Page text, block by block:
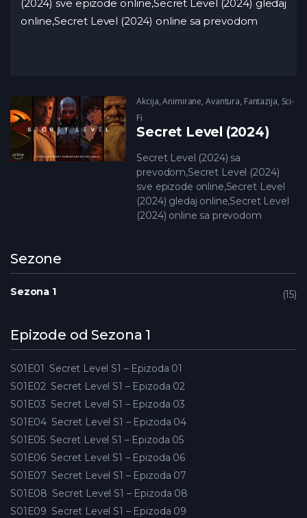
(2024) sve epizode online,Secret Level (2024) gledaj
online,Secret Level (2024) online sa prevodom
Akcija,Animirane,Avantura, Fantazija, Sci-
Fi
Secret Level (2024)
Secret Level (2024) sa
prevodom,Secret Level (2024)
sve epizode online,Secret Level
(2024) gledaj online,Secret Level
(2024) online sa prevodom
Sezone
Sezona 1 15
Epizode od Sezona 1
S01E01 Secret Level S1 – Epizoda 01
S01E02 Secret Level S1 – Epizoda 02
S01E03 Secret Level S1 – Epizoda 03
S01E04 Secret Level S1 – Epizoda 04
S01E05 Secret Level S1 – Epizoda 05
S01E06 Secret Level S1 – Epizoda 06
S01E07 Secret Level S1 – Epizoda 07
S01E08 Secret Level S1 – Epizoda 08
S01E09 Secret Level S1 – Epizoda 09